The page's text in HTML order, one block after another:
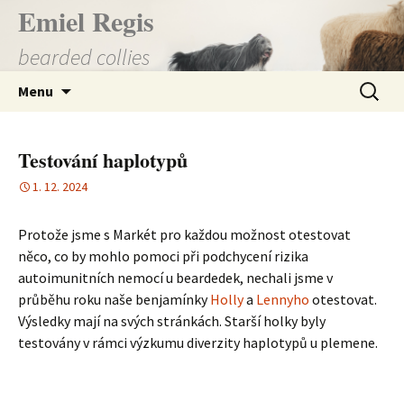
Přejít
obsahu
Emiel Regis
bearded collies
Menu
Testování haplotypů
1. 12. 2024
Protože jsme s Markét pro každou možnost otestovat
něco, co by mohlo pomoci při podchycení rizika
autoimunitních nemocí u beardedek, nechali jsme v
průběhu roku naše benjamínkyHollya Lennyho otestovat.
Výsledky mají na svých stránkách. Starší holky byly
testovány v rámci výzkumu diverzity haplotypů u plemene.